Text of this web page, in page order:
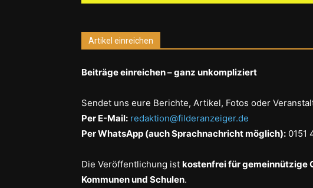
Artikel einreichen
Beiträge einreichen – ganz unkompliziert
Sendet uns eure Berichte, Artikel, Fotos oder
Per E-Mail: redaktion@filderanzeiger.de
Per WhatsApp (auch Sprachnachricht möglich): 0151
Die Veröffentlichung ist kostenfrei für gemeinnützige
Kommunen und Schulen.